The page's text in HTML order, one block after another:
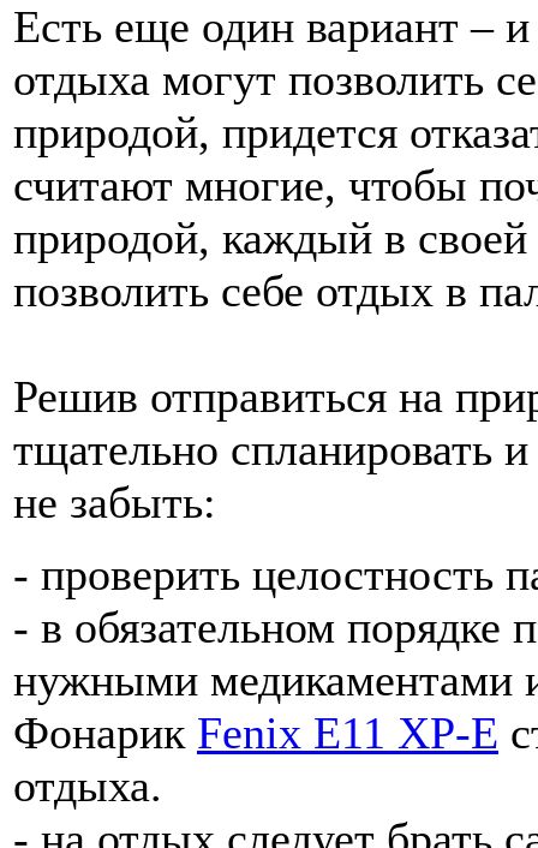
Есть еще один вариант –
отдыха могут позволить
природой, придется
считают многие, чтобы
природой, каждый в
позволить себе отдых в
Решив отправиться на
тщательно спланировать
не забыть:
- проверить целостность
- в обязательном порядке
нужными медикаментами
Фонарик Fenix E11 XP-E
отдыха.